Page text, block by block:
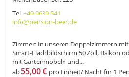
Tel.+49 9639 541
info@pension-beer.de
Zimmer: In unseren Doppelzimmern mit
Smart-Flachbildschirm 50 Zoll, Balkon
mit Gartenmöbeln und...
ab 55,00 € pro Einheit/ Nacht für 1